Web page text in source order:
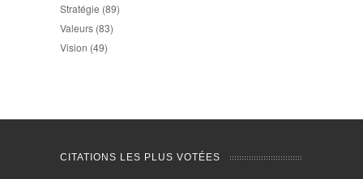
Stratégie (89)
Valeurs (83)
Vision (49)
CITATIONS LES PLUS VOTÉES